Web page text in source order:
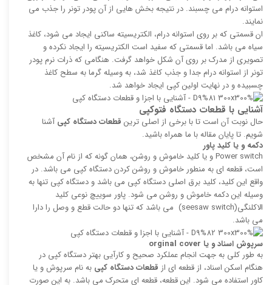
استوانه درام می چسبند. در نتیجه بخش هایی از آن پودر تونر را جذب می
نمایند.
ان قسمتی که بر روی استوانه درام، الکتریسیته ساکنی ایجاد می شود، کاغذ
سیاه می باشد. اما قسمتی که سفید است الکتریسیته را ایجاد نکرده و
تصویری از مدرک بر روی آن شکل خواهد گرفت. هنگامی که ذرات نرم پودر
تونر از استوانه درام جدا و جذب کاغذ شد، به وسیله گرما به سطح کاغذ
چسبیده و در نهایت اولین کپی ایجاد خواهد شد.
آشنایی با قطعات دستگاه فتوکپی
حال نوبت آن است تا با برخی از اصلی ترین قطعات دستگاه کپی آشنا
شویم. تا پایان مقاله با ما همراه باشید.
دکمه و یا کلید پاور
Power switch و یا کلید خاموش و روشن، همان گونه که از نام آن مشخص
است، قطعه ای به منطور خاموش و روشن کردن دستگاه کپی می باشد. در
واقع این کلید، کلید برق اصلی دستگاه کپی می باشد و دستگاه کپی تنها به
وسیله این دکمه خاموش و روشن می شود. پاور سوییچ نوعی کلید
الاکلنگی(seesaw switch) می باشد که تنها دو حالت قطع و وصل را دارا
می باشد.
سرپوش اسناد و یا orginal cover
به طور کلی به جهت انجام عملکرد صحیح و کارآیی بهتر دستگاه کپی در
هنگام اسکن اسناد، از قطعه ای از قطعات دستگاه کپی به نام سرپوش و یا
کاور استفاده می شود. این قطعه، قطعه ای متحرک می باشد. به این صورت